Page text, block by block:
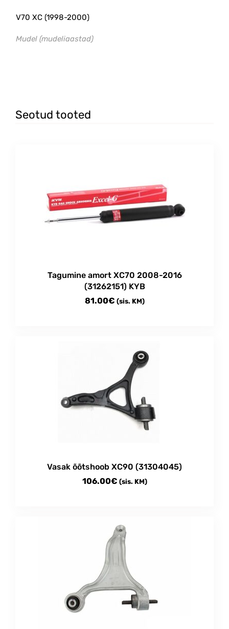
V70 XC (1998-2000)
Mudel (mudeliaastad)
Seotud tooted
Tagumine amort XC70 2008-2016
(31262151) KYB
81.00€ (sis. KM)
Vasak õõtshoob XC90 (31304045)
106.00€ (sis. KM)